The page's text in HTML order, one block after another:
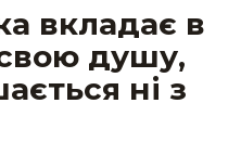
вкладає в
душу,
ні з